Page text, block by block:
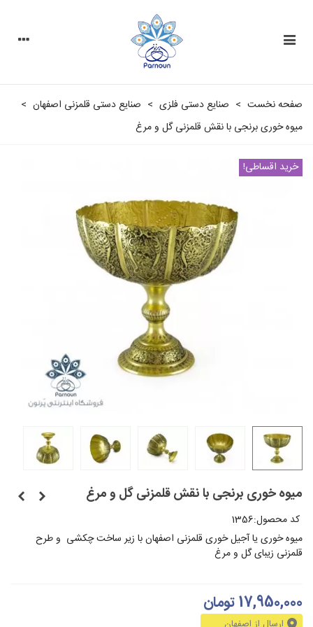
صفحه نخست > صنایع دستی فلزی > صنایع دستی قلمزنی اصفهان >
میوه خوری برنجی با نقش قلمزنی گل و مرغ
خرید اقساطی!
میوه خوری برنجی با نقش قلمزنی گل و مرغ
کد محصول:1356
میوه خوری یا آجیل خوری قلمزنی اصفهان با زیر ساخت چکشی و طرح
قلمزنی زیبای گل و مرغ
17,950,000 تومان